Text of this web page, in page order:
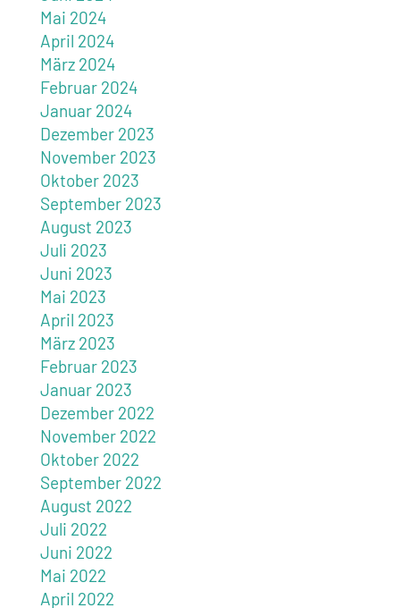
Mai 2024
April 2024
März 2024
Februar 2024
Januar 2024
Dezember 2023
November 2023
Oktober 2023
September 2023
August 2023
Juli 2023
Juni 2023
Mai 2023
April 2023
März 2023
Februar 2023
Januar 2023
Dezember 2022
November 2022
Oktober 2022
September 2022
August 2022
Juli 2022
Juni 2022
Mai 2022
April 2022